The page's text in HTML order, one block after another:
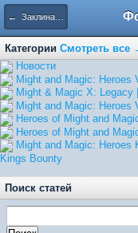
← Заклинания
Категории Смотреть все
Hовости
Might and Magic:
Might & Magic X:
Might and Magic:
Heroes of Might and
Heroes of Might and
Might and Magic:
Kings Bounty
Поиск статей